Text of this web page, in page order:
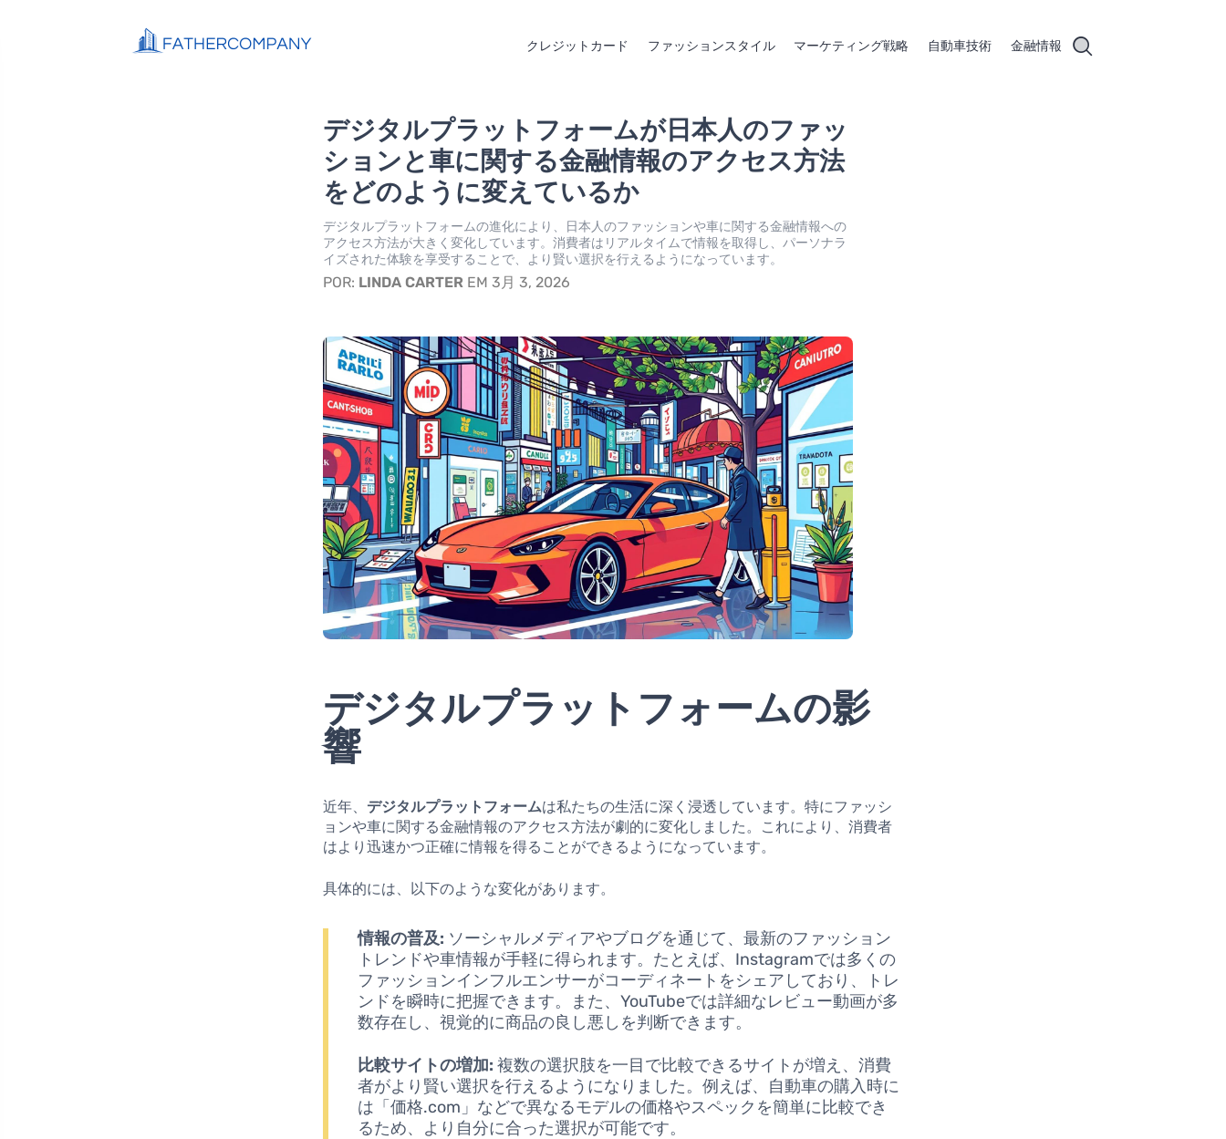
クレジットカード ファッションスタイル マーケティング戦略 自動車技術 金融情報
デジタルプラットフォームが日本人のファッ
ションと車に関する金融情報のアクセス方法
をどのように変えているか
デジタルプラットフォームの進化により、日本人のファッションや車に関する金融情報への
アクセス方法が大きく変化しています。消費者はリアルタイムで情報を取得し、パーソナラ
イズされた体験を享受することで、より賢い選択を行えるようになっています。
POR: LINDA CARTER EM 3月 3, 2026
デジタルプラットフォームの影
響
近年、 デジタルプラットフォームは私たちの生活に深く浸透しています。特にファッシ
ョンや車に関する金融情報のアクセス方法が劇的に変化しました。これにより、消費者
はより迅速かつ正確に情報を得ることができるようになっています。
具体的には、以下のような変化があります。
情報の普及: ソーシャルメディアやブログを通じて、最新のファッション
トレンドや車情報が手軽に得られます。たとえば、Instagramでは多くの
ファッションインフルエンサーがコーディネートをシェアしており、トレ
ンドを瞬時に把握できます。また、YouTubeでは詳細なレビュー動画が多
数存在し、視覚的に商品の良し悪しを判断できます。
比較サイトの増加: 複数の選択肢を一目で比較できるサイトが増え、消費
者がより賢い選択を行えるようになりました。例えば、自動車の購入時に
は「価格.com」などで異なるモデルの価格やスペックを簡単に比較でき
るため、より自分に合った選択が可能です。